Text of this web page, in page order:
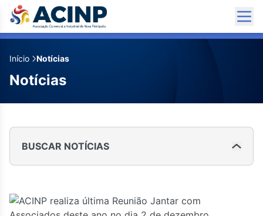
Início Notícias
Notícias
BUSCAR NOTÍCIAS